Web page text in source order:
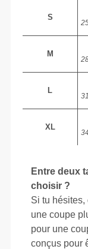
S
M
L
XL
Entre deux
choisir ?
Si tu
une coupe
pour une
conçus pour